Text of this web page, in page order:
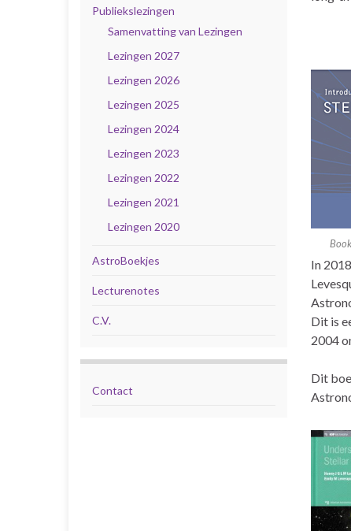
In
Dit is
2004
Dit
Publiekslezingen
Samenvatting van Lezingen
Lezingen 2027
Lezingen 2026
Lezingen 2025
Lezingen 2024
Lezingen 2023
Lezingen 2022
Lezingen 2021
Lezingen 2020
AstroBoekjes
Lecturenotes
C.V.
Contact